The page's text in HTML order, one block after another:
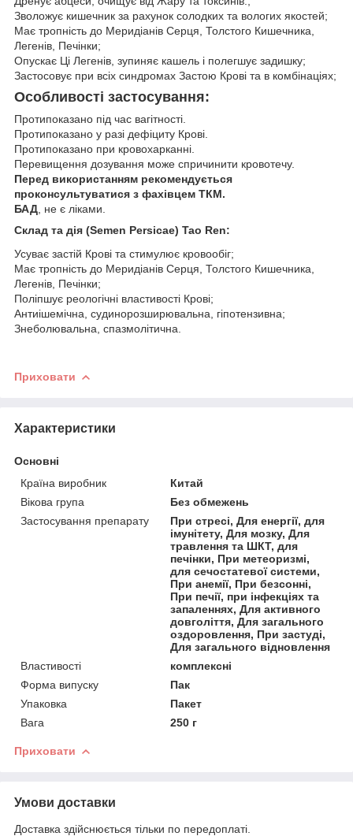
Зволожує кишечник за рахунок солодких та вологих якостей;
Має тропність до Меридіанів Серця, Толстого Кишечника,
Легенів, Печінки;
Опускає Ці Легенів, зупиняє кашель і полегшує задишку;
Застосовує при всіх синдромах Застою Крові та в комбінаціях;
Особливості застосування:
Протипоказано під час вагітності.
Протипоказано у разі дефіциту Крові.
Протипоказано при кровохарканні.
Перевищення дозування може спричинити кровотечу.
Перед використанням рекомендується
проконсультуватися з фахівцем ТКМ.
БАД, не є ліками.
Склад та дія (Semen Persicae) Tao Ren:
Усуває застій Крові та стимулює кровообіг;
Має тропність до Меридіанів Серця, Толстого Кишечника,
Легенів, Печінки;
Поліпшує реологічні властивості Крові;
Антиішемічна, судинорозширювальна, гіпотензивна;
Знеболювальна, спазмолітична.
Приховати
Характеристики
Основні
Країна виробник
Китай
Вікова група
Без обмежень
Застосування препарату
При стресі, Для енергії, для
імунітету, Для мозку, Для
травлення та ШКТ, для
печінки, При метеоризмі,
для сечостатевої системи,
При анемії, При безсонні,
При печії, при інфекціях та
запаленнях, Для активного
довголіття, Для загального
оздоровлення, При застуді,
Для загального відновлення
Властивості
комплексні
Форма випуску
Пак
Упаковка
Пакет
Вага
250 г
Приховати
Умови доставки
Доставка здійснюється тільки по передоплаті.